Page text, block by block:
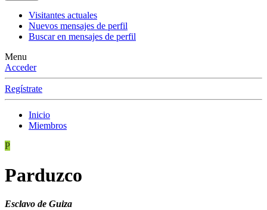
Visitantes actuales
Nuevos mensajes de perfil
Buscar en mensajes de perfil
Menu
Acceder
Regístrate
Inicio
Miembros
P
Parduzco
Esclavo de Guiza